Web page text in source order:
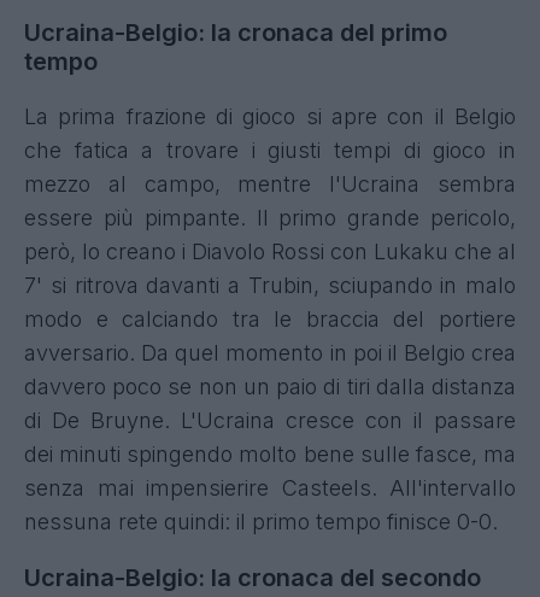
Ucraina-Belgio: la cronaca del primo
tempo
La prima frazione di gioco si apre con il Belgio
che fatica a trovare i giusti tempi di gioco in
mezzo al campo, mentre l'Ucraina sembra
essere più pimpante. Il primo grande pericolo,
però, lo creano i Diavolo Rossi con Lukaku che al
7' si ritrova davanti a Trubin, sciupando in malo
modo e calciando tra le braccia del portiere
avversario. Da quel momento in poi il Belgio crea
davvero poco se non un paio di tiri dalla distanza
di De Bruyne. L'Ucraina cresce con il passare
dei minuti spingendo molto bene sulle fasce, ma
senza mai impensierire Casteels. All'intervallo
nessuna rete quindi: il primo tempo finisce 0-0.
Ucraina-Belgio: la cronaca del secondo